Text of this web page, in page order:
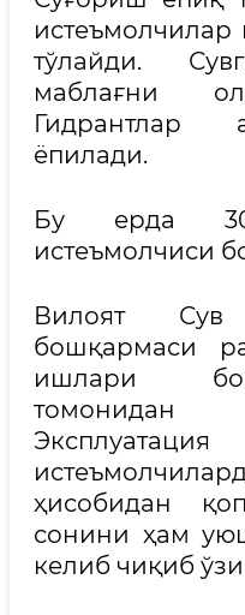
истеъмолчилар
тўлайди.
маблағни
Гидрантлар
ёпилади.
Бу ерда
истеъмолчиси
Вилоят
бошқармаси
ишлари
томонидан
ҳисобидан
сонини ҳам
келиб чиқиб